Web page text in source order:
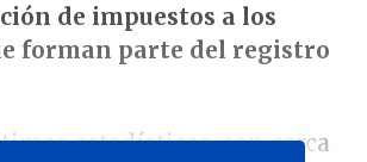
de impuestos a los
forman parte del registro
estadísticas, son cerca